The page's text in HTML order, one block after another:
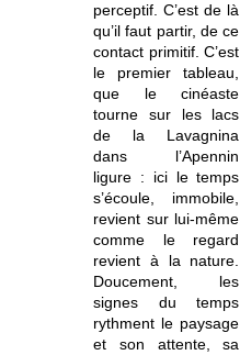
perceptif. C’est de là
qu’il faut partir, de ce
contact primitif. C’est
le premier tableau,
que le cinéaste
tourne sur les lacs
de la Lavagnina
dans l’Apennin
ligure : ici le temps
s’écoule, immobile,
revient sur lui-même
comme le regard
revient à la nature.
Doucement, les
signes du temps
rythment le paysage
et son attente, sa